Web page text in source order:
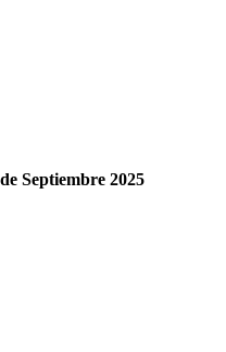
Septiembre 2025